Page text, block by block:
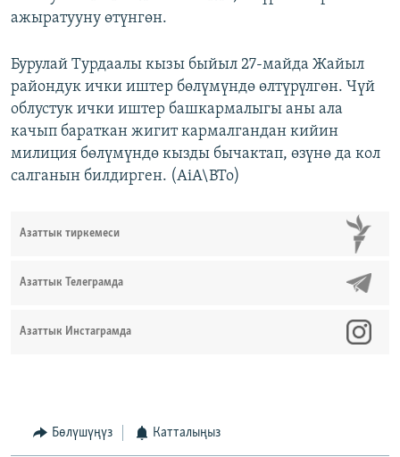
ажыратууну өтүнгөн.
Бурулай Турдаалы кызы быйыл 27-майда Жайыл
райондук ички иштер бөлүмүндө өлтүрүлгөн. Чүй
облустук ички иштер башкармалыгы аны ала
качып бараткан жигит кармалгандан кийин
милиция бөлүмүндө кызды бычактап, өзүнө да кол
салганын билдирген. (AiA\BTo)
Азаттык тиркемеси
Азаттык Телеграмда
Азаттык Инстаграмда
Бөлүшүңүз Катталыңыз